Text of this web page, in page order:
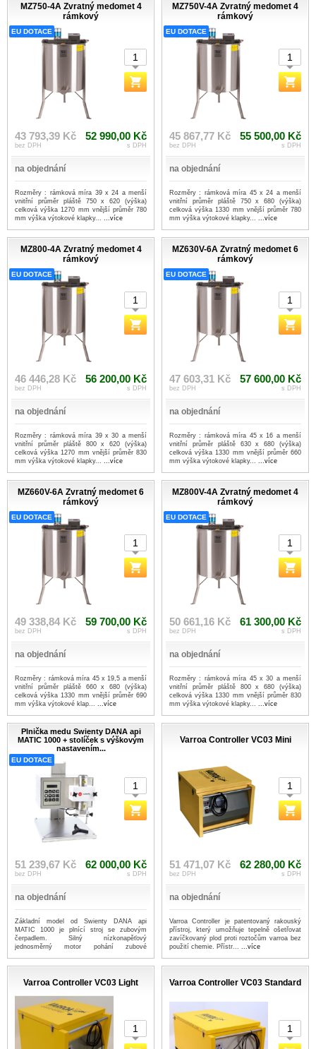
MZ750-4A Zvratný medomet 4
rámkový
EU DOTACE
43 793,39 Kč
bez DPH
52 990,00 Kč
s DPH
na objednání
Rozměry : rámková míra 39 x 24 a menší
vnitřní průměr pláště 750 x 620 (výška)
celková výška 1270 mm vnější průměr 780
mm výška výtokové klapky... ...více
MZ750V-4A Zvratný medomet 4
rámkový
EU DOTACE
45 867,77 Kč
bez DPH
55 500,00 Kč
s DPH
na objednání
Rozměry : rámková míra 45 x 24 a menší
vnitřní průměr pláště 750 x 680 (výška)
celková výška 1330 mm vnější průměr 780
mm výška výtokové klapky... ...více
MZ800-4A Zvratný medomet 4
rámkový
EU DOTACE
46 446,28 Kč
bez DPH
56 200,00 Kč
s DPH
na objednání
Rozměry : rámková míra 39 x 30 a menší
vnitřní průměr pláště 800 x 620 (výška)
celková výška 1270 mm vnější průměr 830
mm výška výtokové klapky... ...více
MZ630V-6A Zvratný medomet 6
rámkový
EU DOTACE
47 603,31 Kč
bez DPH
57 600,00 Kč
s DPH
na objednání
Rozměry : rámková míra 45 x 16 a menší
vnitřní průměr pláště 630 x 680 (výška)
celková výška 1330 mm vnější průměr 660
mm výška výtokové klapky... ...více
MZ660V-6A Zvratný medomet 6
rámkový
EU DOTACE
49 338,84 Kč
bez DPH
59 700,00 Kč
s DPH
na objednání
Rozměry : rámková míra 45 x 19,5 a menší
vnitřní průměr pláště 660 x 680 (výška)
celková výška 1330 mm vnější průměr 690
mm výška výtokové klap... ...více
MZ800V-4A Zvratný medomet 4
rámkový
EU DOTACE
50 661,16 Kč
bez DPH
61 300,00 Kč
s DPH
na objednání
Rozměry : rámková míra 45 x 30 a menší
vnitřní průměr pláště 800 x 680 (výška)
celková výška 1330 mm vnější průměr 830
mm výška výtokové klapky... ...více
Plnička medu Swienty DANA api
MATIC 1000 + stolíček s výškovým
nastavením...
EU DOTACE
51 239,67 Kč
bez DPH
62 000,00 Kč
s DPH
na objednání
Základní model od Swienty DANA api
MATIC 1000 je plnící stroj se zubovým
čerpadlem. Silný nízkonapěťový
jednosměrný motor pohání zubové
Varroa Controller VC03 Mini
51 471,07 Kč
bez DPH
62 280,00 Kč
s DPH
na objednání
Varroa Controller je patentovaný rakouský
přístroj, který umožňuje tepelně ošetřovat
zavíčkovaný plod proti roztočům varroa bez
použití chemie. Přístr... ...více
Varroa Controller VC03 Light Varroa Controller VC03 Standard